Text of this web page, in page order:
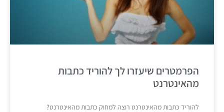
הפרמטרים שיעזרו לך להוריד כתבות
מהאינטרנט
להוריד כתבות מהאינטרנט רוצה למחוק כתבות מהאינטרנט?